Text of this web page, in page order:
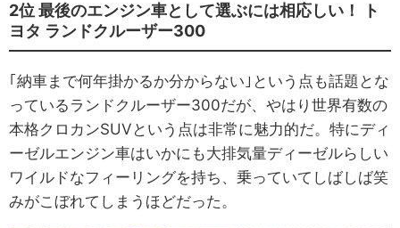
2位 最後のエンジン車として選ぶには相応しい！ ト
ヨタ ランドクルーザー300
｢納車まで何年掛かるか分からない｣という点も話題とな
っているランドクルーザー300だが、やはり世界有数の
本格クロカンSUVという点は非常に魅力的だ。特にディ
ーゼルエンジン車はいかにも大排気量ディーゼルらしい
ワイルドなフィーリングを持ち、乗っていてしばしば笑
みがこぼれてしまうほどだった。